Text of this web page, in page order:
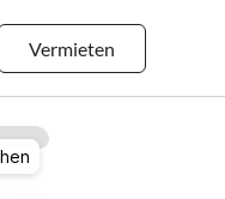
Vermieten